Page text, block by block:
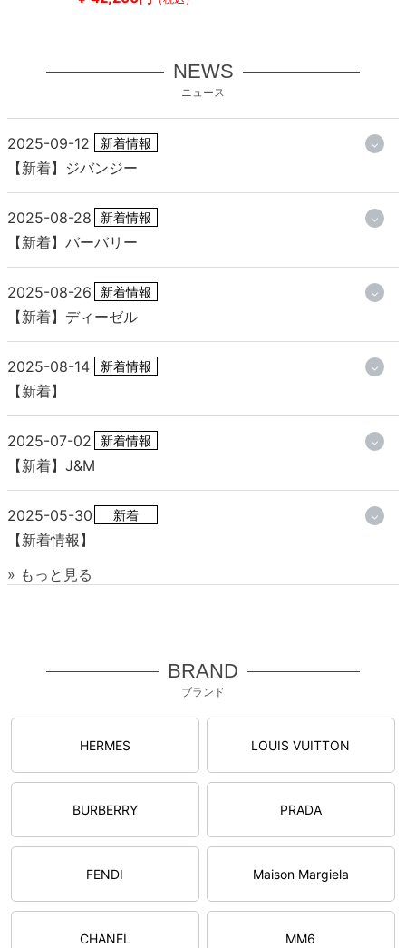
NEWS
ニュース
2025-09-12 新着情報
【新着】ジバンジー
2025-08-28 新着情報
【新着】バーバリー
2025-08-26 新着情報
【新着】ディーゼル
2025-08-14 新着情報
【新着】
2025-07-02 新着情報
【新着】J&M
2025-05-30 新着
【新着情報】
» もっと見る
BRAND
ブランド
HERMES LOUIS VUITTON
BURBERRY PRADA
FENDI Maison Margiela
CHANEL MM6